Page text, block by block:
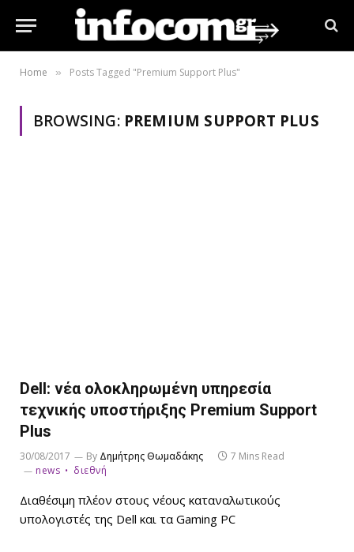
Home » Posts Tagged "Premium Support Plus"
BROWSING: PREMIUM SUPPORT PLUS
Dell: νέα ολοκληρωμένη υπηρεσία
τεχνικής υποστήριξης Premium Support
Plus
30/08/2017 By Δημήτρης Θωμαδάκης
7 Mins Read
news
διεθνή
Διαθέσιμη πλέον στους νέους καταναλωτικούς
υπολογιστές της Dell και τα Gaming PC